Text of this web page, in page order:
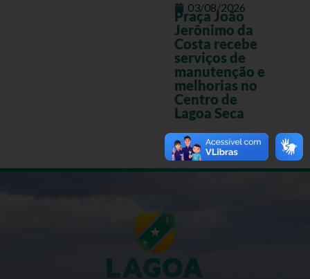
03/08/2026
Praça João
Jerônimo da
Costa recebe
serviços de
manutenção e
melhorias no
Centro de
Lagoa Seca